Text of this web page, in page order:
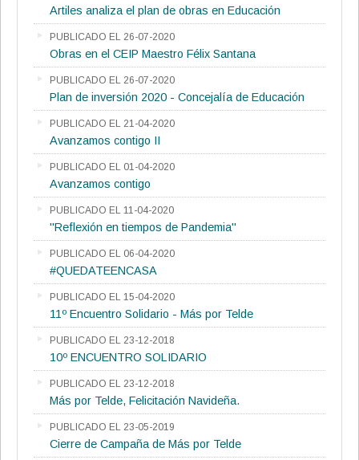
Artiles analiza el plan de obras en Educación
PUBLICADO EL 26-07-2020
Obras en el CEIP Maestro Félix Santana
PUBLICADO EL 26-07-2020
Plan de inversión 2020 - Concejalía de Educación
PUBLICADO EL 21-04-2020
Avanzamos contigo II
PUBLICADO EL 01-04-2020
Avanzamos contigo
PUBLICADO EL 11-04-2020
"Reflexión en tiempos de Pandemia"
PUBLICADO EL 06-04-2020
#QUEDATEENCASA
PUBLICADO EL 15-04-2020
11º Encuentro Solidario - Más por Telde
PUBLICADO EL 23-12-2018
10º ENCUENTRO SOLIDARIO
PUBLICADO EL 23-12-2018
Más por Telde, Felicitación Navideña.
PUBLICADO EL 23-05-2019
Cierre de Campaña de Más por Telde